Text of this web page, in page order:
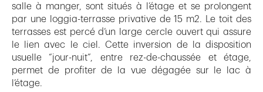
salle à manger, sont situés à l’étage et se prolongent
par une loggia-terrasse privative de 15 m2. Le toit des
terrasses est percé d’un large cercle ouvert qui assure
le lien avec le ciel. Cette inversion de la disposition
usuelle “jour-nuit”, entre rez-de-chaussée et étage,
permet de profiter de la vue dégagée sur le lac à
l’étage.